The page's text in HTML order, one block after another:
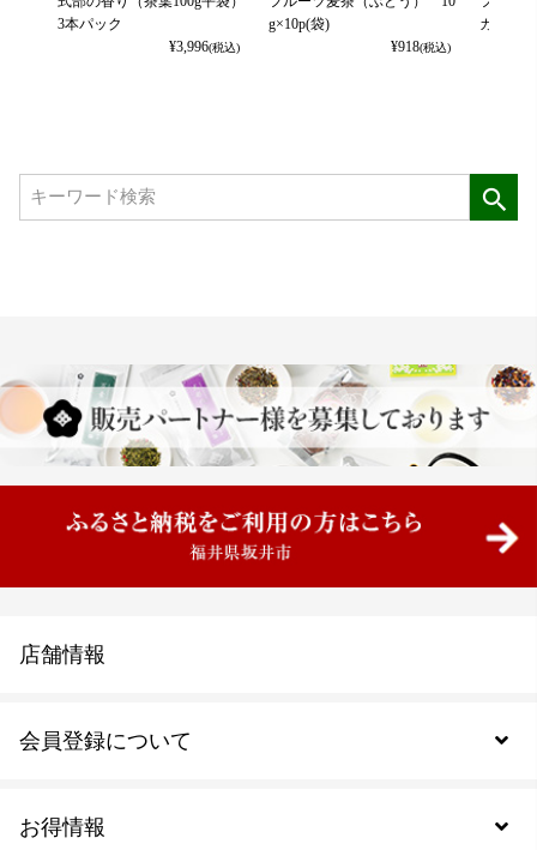
3本パック
¥3,996(税込)
g×10p(袋)
¥918(税込)
カット
お得情報
会員登録について
店舗情報